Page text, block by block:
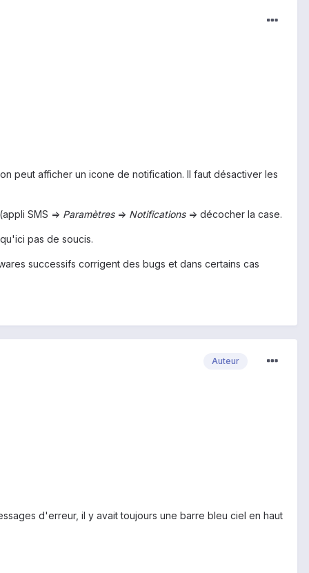
peut afficher un icone de notification. Il faut désactiver les
SMS => Paramètres=> Notifications=> décocher la case.
pas de soucis.
successifs corrigent des bugs et dans certains cas
Auteur
d'erreur, il y avait toujours une barre bleu ciel en haut